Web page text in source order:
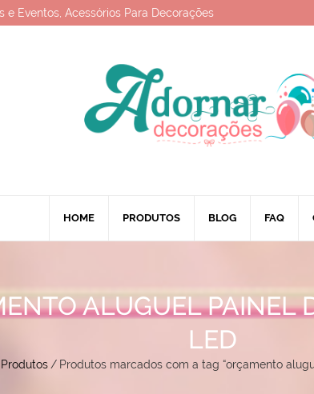
e Eventos, Acessórios Para Decorações
HOME PRODUTOS BLOG FAQ
ALUGUEL PAINEL
LED
Produtos / Produtos marcados com a tag “orçamento